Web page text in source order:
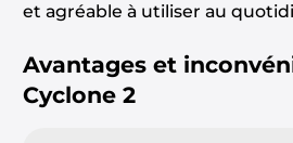
et agréable à utiliser au
Avantages et
Cyclone 2